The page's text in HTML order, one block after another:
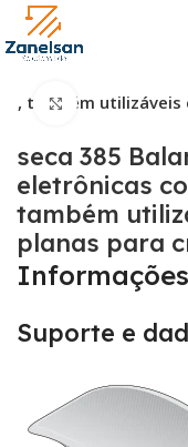
tambémClick para
seca 385
eletrônicas
também
planas para
Suporte e